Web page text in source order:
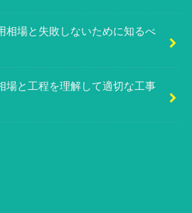
相場と失敗しないために知るべ
場と工程を理解して適切な工事